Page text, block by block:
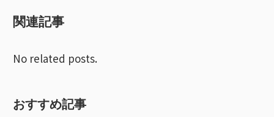
ョ
関連記事
No related posts.
おすすめ記事